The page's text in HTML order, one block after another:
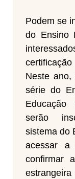
Podem se
do Ensino
Neste ano,
série do
Educação
serão
sistema do
acessar a
confirmar